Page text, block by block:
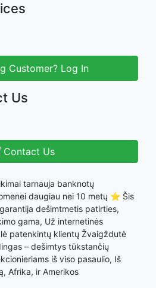
Customer? Log In
Us
Contact Us
tarnauja banknotų
daugiau nei 10 metų ⭐ Šis
dešimtmetis patirties,
gama, Už internetinės
patenkintų klientų Žvaigždutė
– dešimtys tūkstančių
iš viso pasaulio, Iš
Afrika, ir Amerikos